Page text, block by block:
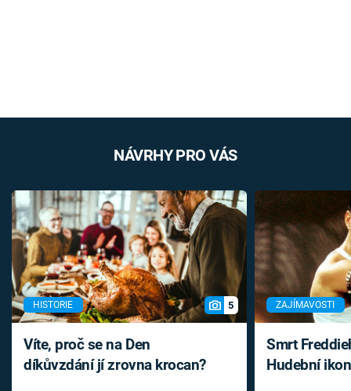
NÁVRHY PRO VÁS
HISTORIE 5
Víte, proč se na Den
díkůvzdání jí zrovna krocan?
ZAJÍMAVOSTI
Smrt
Hudební